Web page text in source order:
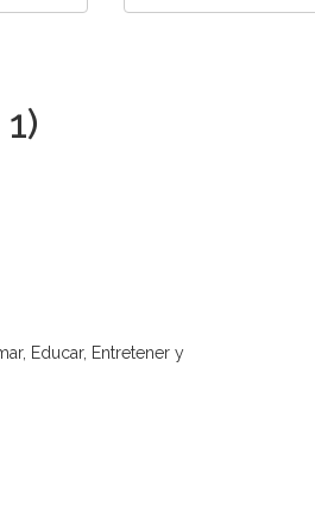
Educar, Entretener y